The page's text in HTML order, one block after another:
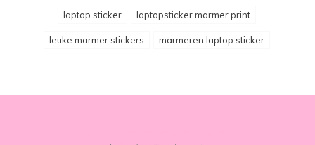
laptop sticker laptopsticker marmer print
leuke marmer stickers marmeren laptop sticker